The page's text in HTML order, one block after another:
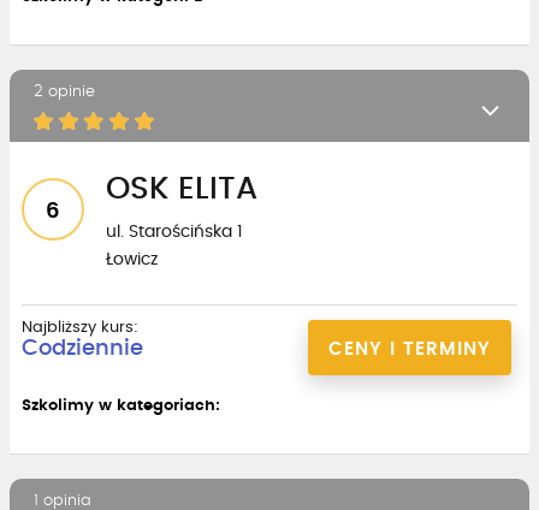
2 opinie
6
OSK ELITA
ul. Starościńska 1
Łowicz
CENY I TERMINY
Najbliższy kurs:
Codziennie
Szkolimy w kategoriach:
1 opinia